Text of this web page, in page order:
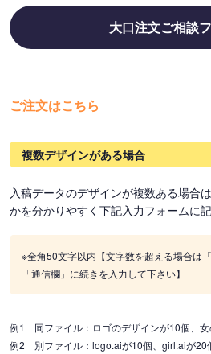
大口注文ご相談
ご注文はこちら
複数デザインがある場合
入稿データのデザインが複数ある場合
かを分かりやすく下記入力フォームに記
※全角50文字以内【文字数を超える場合は
「通信欄」に続きを入力して下さい】
例1 同ファイル：ロゴのデザインが10個、
例2 別ファイル：logo.aiが10個、girl.aiが20